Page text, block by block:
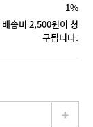
1%
송비 2,500원이 청
구됩니다.